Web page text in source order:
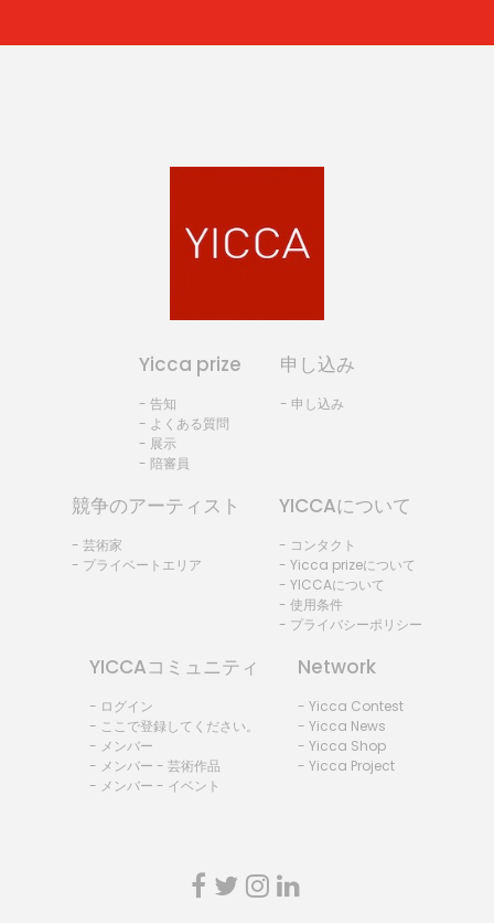
Yicca prize
- 告知
- よくある質問
- 展示
- 陪審員
申し込み
- 申し込み
競争のアーティスト
- 芸術家
- プライベートエリア
YICCAについて
- コンタクト
- Yicca prizeについて
- YICCAについて
- 使用条件
- プライバシーポリシー
YICCAコミュニティ
- ログイン
- ここで登録してください。
- メンバー
- メンバー - 芸術作品
- メンバー - イベント
Network
- Yicca Contest
- Yicca News
- Yicca Shop
- Yicca Project